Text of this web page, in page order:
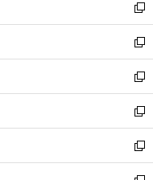
く
で
開
く
ド
ウ
で
開
く
ィ
ン
ド
ウ
で
開
く
い
ウ
ィ
ン
ド
ウ
で
開
く
新
し
い
ウ
ィ
ン
ド
ウ
で
開
新
し
い
ウ
ィ
ン
ド
ウ
新
し
い
ウ
ィ
ン
新
し
い
ウ
新
し